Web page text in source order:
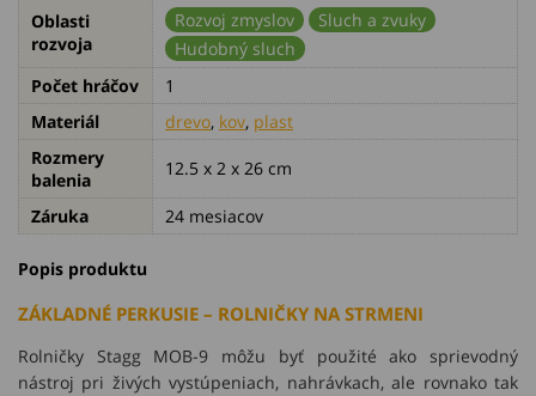
Oblasti
rozvoja
Rozvoj zmyslov
Sluch a zvuky
Hudobný sluch
Počet hráčov
1
Materiál
drevo, kov, plast
Rozmery
balenia
12.5 x 2 x 26 cm
Záruka 24 mesiacov
Popis produktu
ZÁKLADNÉ PERKUSIE – ROLNIČKY NA STRMENI
Rolničky Stagg MOB-9 môžu byť použité ako sprievodný
nástroj pri živých vystúpeniach, nahrávkach, ale rovnako tak